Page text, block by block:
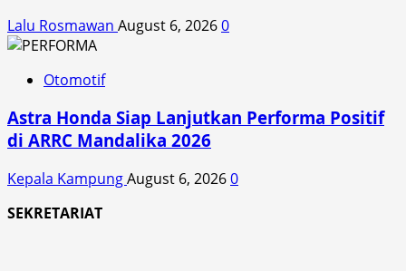
Lalu Rosmawan August 6, 20260
Otomotif
Astra Honda Siap Lanjutkan Performa Positif
di ARRC Mandalika 2026
Kepala KampungAugust 6, 20260
SEKRETARIAT